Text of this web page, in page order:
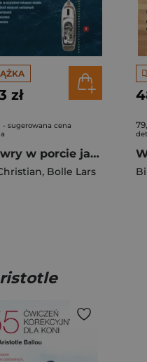
zł
- sugerowana cena
Manewry w porcie jachtami motorowymi krok po kroku. Poradnik dla żeglarzy wyd. 3
, Bolle Lars